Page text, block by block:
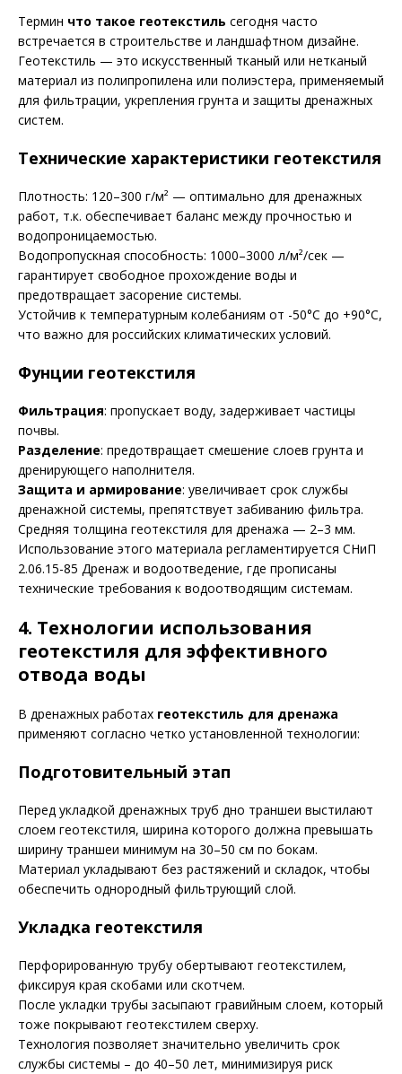
Термин что такое геотекстиль сегодня часто
встречается в строительстве и ландшафтном дизайне.
Геотекстиль — это искусственный тканый или нетканый
материал из полипропилена или полиэстера, применяемый
для фильтрации, укрепления грунта и защиты дренажных
систем.
Технические характеристики геотекстиля
Плотность: 120–300 г/м² — оптимально для дренажных
работ, т.к. обеспечивает баланс между прочностью и
водопроницаемостью.
Водопропускная способность: 1000–3000 л/м²/сек —
гарантирует свободное прохождение воды и
предотвращает засорение системы.
Устойчив к температурным колебаниям от -50°С до +90°С,
что важно для российских климатических условий.
Фунции геотекстиля
Фильтрация: пропускает воду, задерживает частицы
почвы.
Разделение: предотвращает смешение слоев грунта и
дренирующего наполнителя.
Защита и армирование: увеличивает срок службы
дренажной системы, препятствует забиванию фильтра.
Средняя толщина геотекстиля для дренажа — 2–3 мм.
Использование этого материала регламентируется СНиП
2.06.15-85 Дренаж и водоотведение, где прописаны
технические требования к водоотводящим системам.
4. Технологии использования
геотекстиля для эффективного
отвода воды
В дренажных работах геотекстиль для дренажа
применяют согласно четко установленной технологии:
Подготовительный этап
Перед укладкой дренажных труб дно траншеи выстилают
слоем геотекстиля, ширина которого должна превышать
ширину траншеи минимум на 30–50 см по бокам.
Материал укладывают без растяжений и складок, чтобы
обеспечить однородный фильтрующий слой.
Укладка геотекстиля
Перфорированную трубу обертывают геотекстилем,
фиксируя края скобами или скотчем.
После укладки трубы засыпают гравийным слоем, который
тоже покрывают геотекстилем сверху.
Технология позволяет значительно увеличить срок
службы системы – до 40–50 лет, минимизируя риск